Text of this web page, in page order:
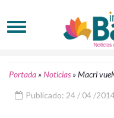
Portada »Noticias »Macri
Publicado: 24 / 04 /